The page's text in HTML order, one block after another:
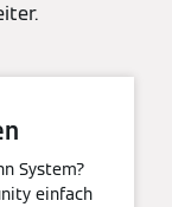
System?
einfach